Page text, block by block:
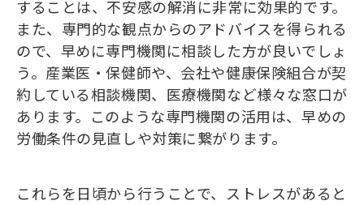
することは、不安感の解消に非常に効果的です。
また、専門的な観点からのアドバイスを得られる
ので、早めに専門機関に相談した方が良いでしょ
う。産業医・保健師や、会社や健康保険組合が契
約している相談機関、医療機関など様々な窓口が
あります。このような専門機関の活用は、早めの
労働条件の見直しや対策に繋がります。
これらを日頃から行うことで、ストレスがあると